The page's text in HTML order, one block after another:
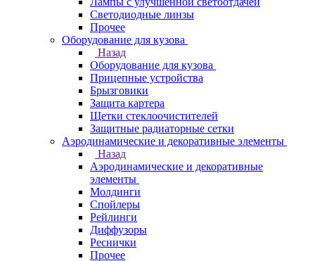
Светодиодные линзы
Прочее
Оборудование для кузова
Назад
Оборудование для кузова
Прицепные устройства
Брызговики
Защита картера
Щетки стеклоочистителей
Защитные радиаторные сетки
Аэродинамические и декоративные элементы
Назад
Аэродинамические и декоративные
элементы
Молдинги
Спойлеры
Рейлинги
Диффузоры
Реснички
Прочее